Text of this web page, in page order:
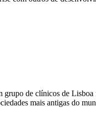
de clínicos de
mais antigas do